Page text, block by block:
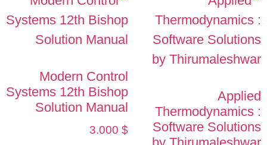
Applied
Thermodynamics :
Software Solutions
Modern Control
Systems 12th Bishop
Solution Manual
3.000$